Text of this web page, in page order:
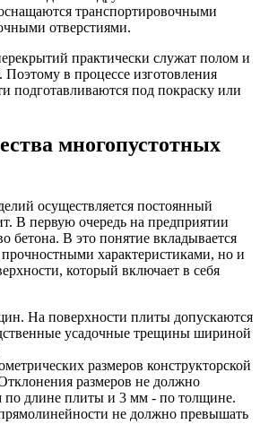
транспортировочными
отверстиями.
практически служат полом и
в процессе изготовления
подготавливаются под покраску или
многопустотных
осуществляется постоянный
В первую очередь на предприятии
бетона. В это понятие вкладывается
прочностными характеристиками, но и
который включает в себя
На поверхности плиты допускаются
усадочные трещины шириной
размеров конструкторской
размеров не должно
длине плиты и 3 мм - по толщине.
не должно превышать